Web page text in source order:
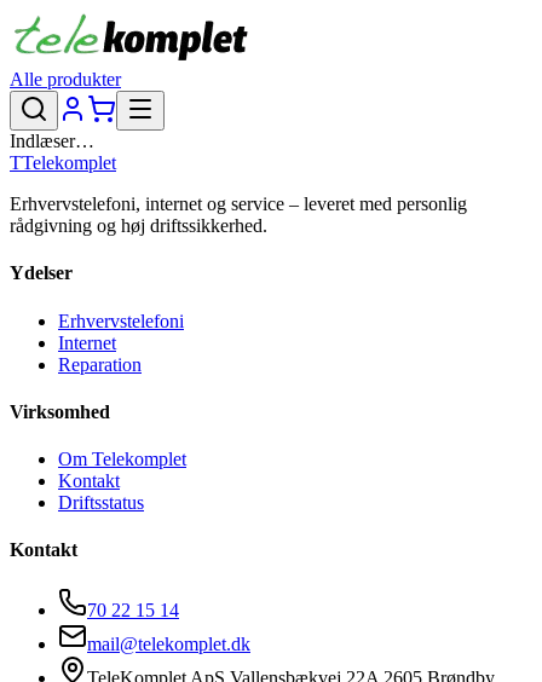
Alle produkter
Indlæser…
TTelekomplet
Erhvervstelefoni, internet og service – leveret med personlig
rådgivning og høj driftssikkerhed.
Ydelser
Erhvervstelefoni
Internet
Reparation
Virksomhed
Om Telekomplet
Kontakt
Driftsstatus
Kontakt
70 22 15 14
mail@telekomplet.dk
TeleKomplet ApS Vallensbækvej 22A 2605 Brøndby